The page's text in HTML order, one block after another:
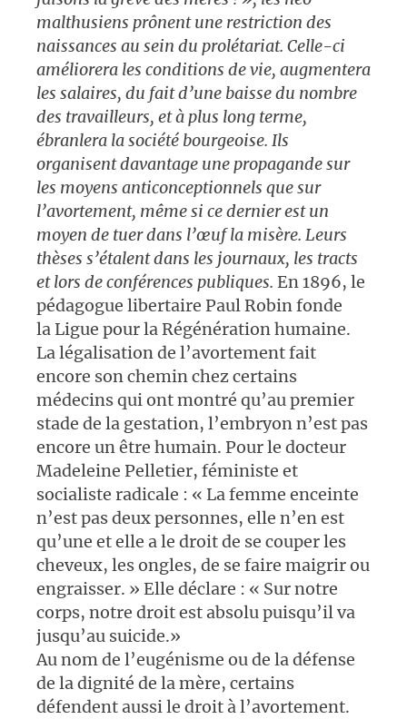
malthusiens prônent une restriction des
naissances au sein du prolétariat. Celle-ci
améliorera les conditions de vie, augmentera
les salaires, du fait d’une baisse du nombre
des travailleurs, et à plus long terme,
ébranlera la société bourgeoise. Ils
organisent davantage une propagande sur
les moyens anticonceptionnels que sur
l’avortement, même si ce dernier est un
moyen de tuer dans l’œuf la misère. Leurs
thèses s’étalent dans les journaux, les tracts
et lors de conférences publiques. En 1896, le
pédagogue libertaire Paul Robin fonde
la Ligue pour la Régénération humaine.
La légalisation de l’avortement fait
encore son chemin chez certains
médecins qui ont montré qu’au premier
stade de la gestation, l’embryon n’est pas
encore un être humain. Pour le docteur
Madeleine Pelletier, féministe et
socialiste radicale : « La femme enceinte
n’est pas deux personnes, elle n’en est
qu’une et elle a le droit de se couper les
cheveux, les ongles, de se faire maigrir ou
engraisser. » Elle déclare : « Sur notre
corps, notre droit est absolu puisqu’il va
jusqu’au suicide.»
Au nom de l’eugénisme ou de la défense
de la dignité de la mère, certains
défendent aussi le droit à l’avortement.